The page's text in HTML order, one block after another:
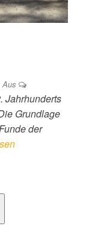
Aus
Jahrhunderts
Grundlage
der